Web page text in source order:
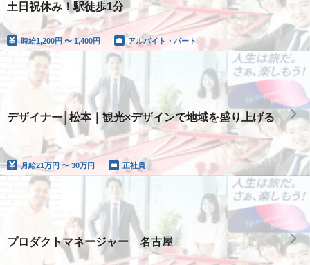
土日祝休み！駅徒歩1分
時給1,200円 〜 1,400円 アルバイト・パート
デザイナー│松本｜観光×デザインで地域を盛り上げる
月給21万円 〜 30万円 正社員
プロダクトマネージャー 名古屋